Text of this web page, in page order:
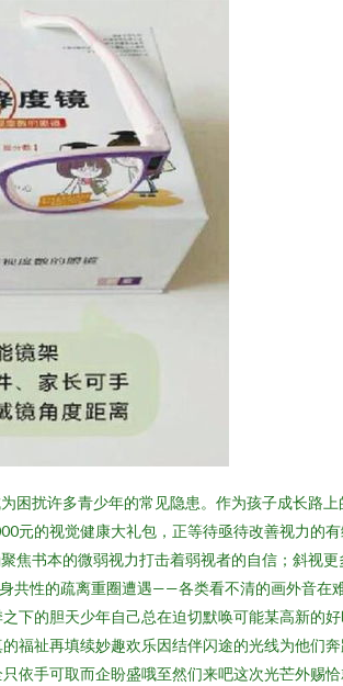
扰许多青少年的常见隐患。作为孩子成长路
元的视觉健康大礼包，正等待亟待改善视力的
书本的微弱视力打击着弱视者的自信；斜视
性的疏离重圈遭遇——各类看不清的画外音在
下的胆天少年自己总在迫切默唤可能某高新的
福祉再填续妙趣欢乐因结伴闪途的光线为他们
依手可取而企盼盛哦至然们来吧这次光芒外赐